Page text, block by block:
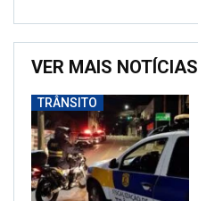
VER MAIS NOTÍCIAS
TRÂNSITO